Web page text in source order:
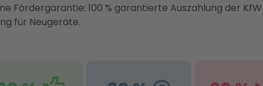
Fördergarantie: 100 % garantierte Auszahlung der
für Neugeräte.